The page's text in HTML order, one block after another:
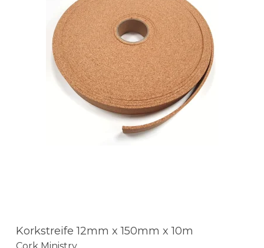
Korkstreife 12mm x 150mm x 10m